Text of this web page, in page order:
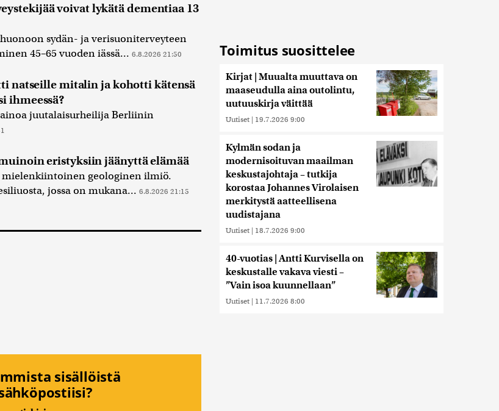
voivat lykätä dementiaa 13
sydän- ja verisuoniterveyteen
45–65 vuoden iässä... 6.8.2026 21:50
natseille mitalin ja kohotti kätensä
ihmeessä?
juutalaisurheilija Berliinin
eristyksiin jäänyttä elämää
mielenkiintoinen geologinen ilmiö.
jossa on mukana... 6.8.2026 21:15
sisällöistä
Toimitus suosittelee
Kirjat | Muualta muuttava on
maaseudulla aina outolintu,
uutuuskirja väittää
Uutiset | 19.7.2026 9:00
Kylmän sodan ja
modernisoituvan maailman
keskustajohtaja – tutkija
korostaa Johannes Virolaisen
merkitystä aatteellisena
uudistajana
Uutiset | 18.7.2026 9:00
40-vuotias | Antti Kurvisella on
keskustalle vakava viesti –
”Vain isoa kuunnellaan”
Uutiset | 11.7.2026 8:00